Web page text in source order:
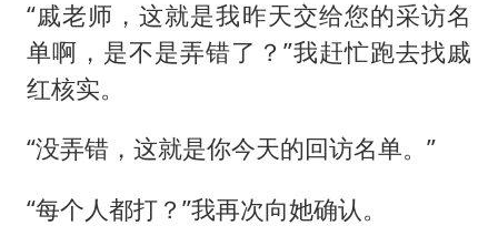
“戚老师，这就是我昨天交给您的采访名
单啊，是不是弄错了？”我赶忙跑去找戚
红核实。
“没弄错，这就是你今天的回访名单。”
“每个人都打？”我再次向她确认。